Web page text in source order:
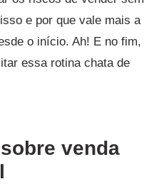
e por que vale mais a
o início. Ah! E no fim,
essa rotina chata de
venda